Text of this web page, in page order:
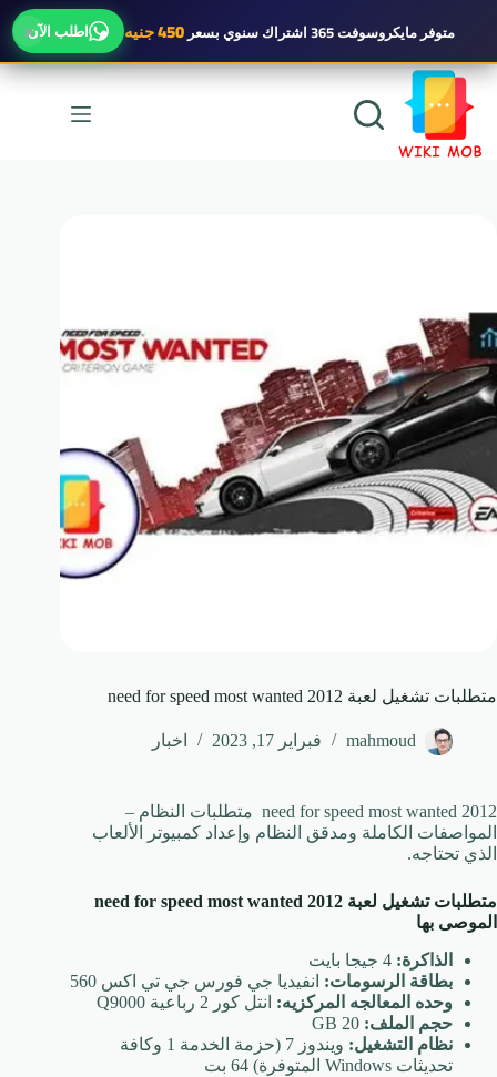
× متوفرمايكروسوفت 365 اشتراك سنوي بسعر450 جنيه اطلب الآن
التجاوز
المحتوى
متطلبات تشغيل لعبة need for speed most wanted 2012
mahmoud فبراير 17, 2023 اخبار
need for speed most wanted 2012 متطلبات النظام –
المواصفات الكاملة ومدقق النظام وإعداد كمبيوتر الألعاب
الذي تحتاجه.
متطلبات تشغيل لعبة need for speed most wanted 2012
الموصى بها
الذاكرة:
بطاقة الرسومات: انفيديا جي فورس جي تي اكس 560
وحده المعالجه المركزيه: انتل كور 2 رباعية Q9000
حجم الملف:
نظام التشغيل:
ويندوز 7 (حزمة الخدمة 1 وكافة
تحديثات Windows المتوفرة) 64 بت